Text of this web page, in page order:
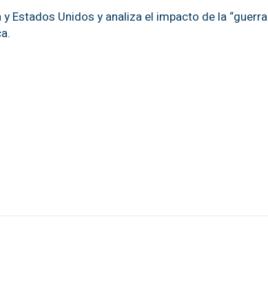
Estados Unidos y analiza el impacto de la “guerra